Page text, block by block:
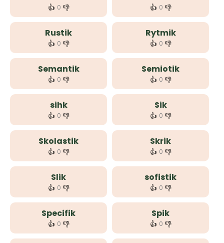
👍 0 👎 👍 0 👎
Rustik
👍 0 👎
Rytmik
👍 0 👎
Semantik
👍 0 👎
Semiotik
👍 0 👎
sihk
👍 0 👎
Sik
👍 0 👎
Skolastik
👍 0 👎
Skrik
👍 0 👎
Slik
👍 0 👎
sofistik
👍 0 👎
Specifik
👍 0 👎
Spik
👍 0 👎